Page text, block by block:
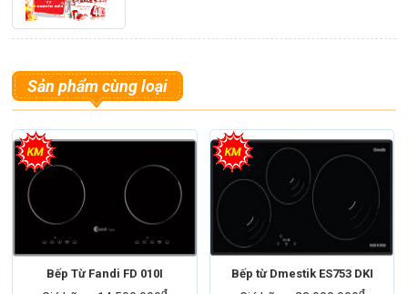
Sản phẩm cùng loại
Bếp Từ Fandi FD 010I Bếp từ Dmestik ES753 DKI